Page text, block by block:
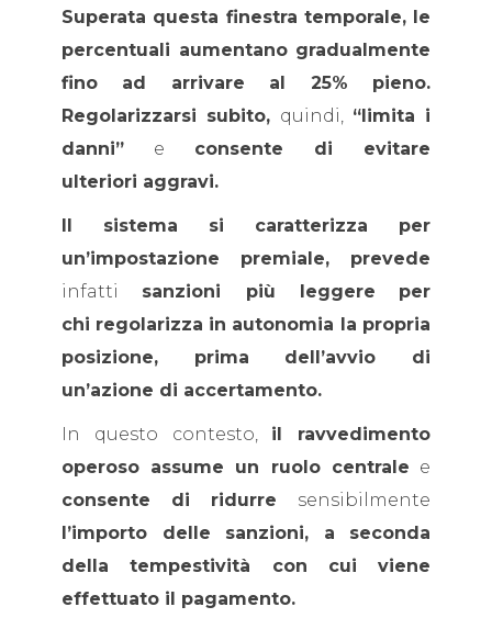
Superata questa finestra temporale, le
percentuali aumentano gradualmente
fino ad arrivare al 25% pieno.
Regolarizzarsi subito, quindi, “limita i
danni” e consente di evitare
ulteriori aggravi.
Il sistema si caratterizza per
un’impostazione premiale, prevede
infatti sanzioni più leggere
per
chi regolarizza in autonomia la propria
posizione, prima dell’avvio di
un’azione di accertamento.
In questo contesto, il ravvedimento
operoso assume un ruolo centrale e
consente di ridurre sensibilmente
l’importo delle sanzioni, a seconda
della tempestività con cui viene
effettuato il pagamento.